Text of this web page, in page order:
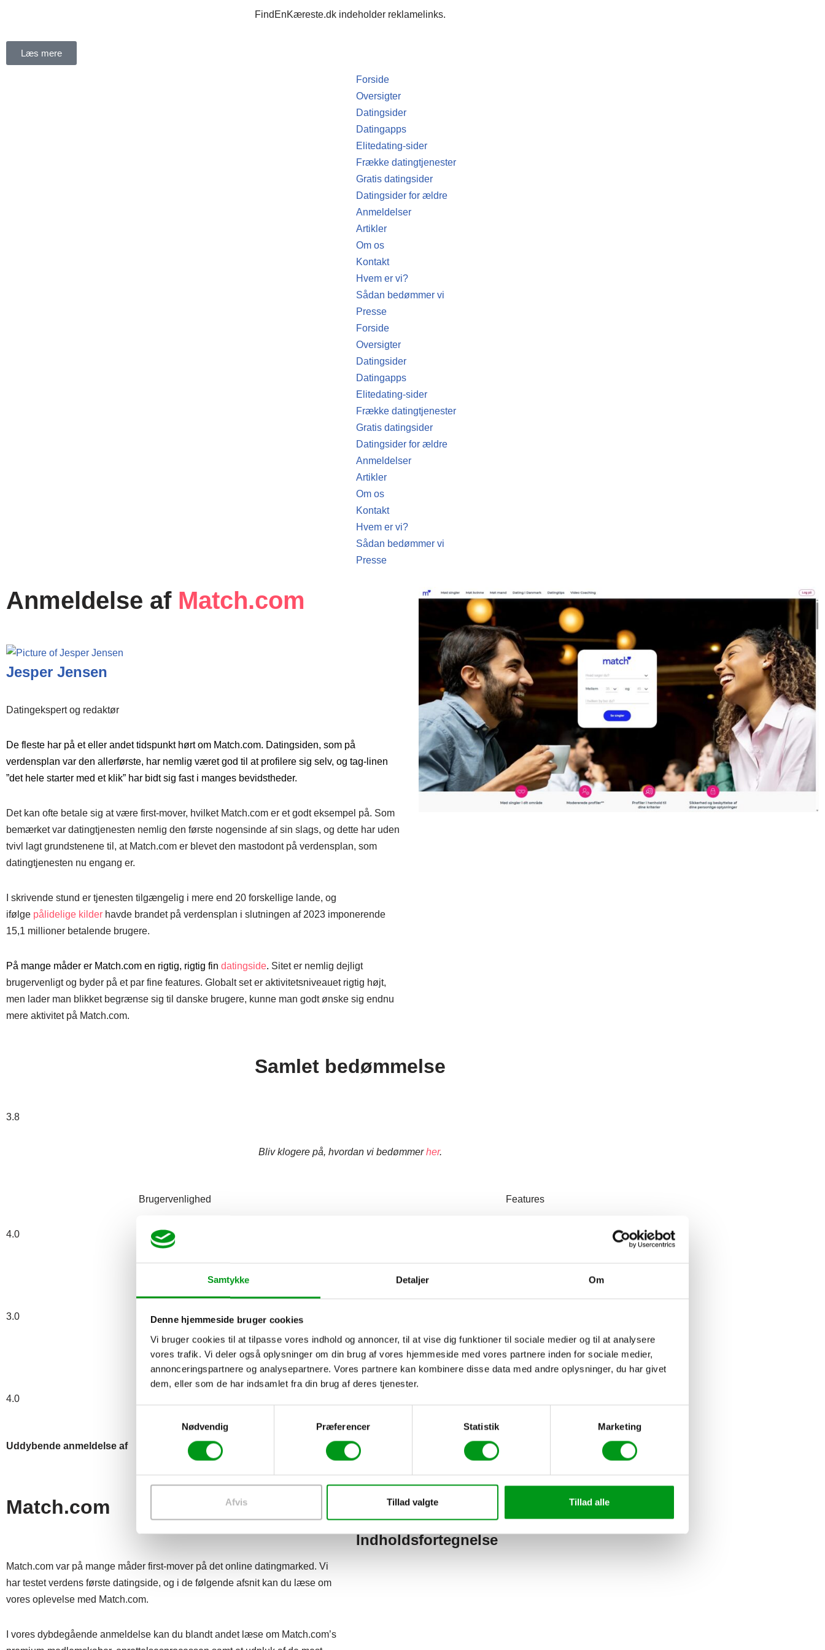
Samtykke Detaljer Om
Denne hjemmeside bruger cookies
Vi bruger cookies til at tilpasse vores indhold og annoncer, til at vise dig funktioner til sociale medier og til at analysere
vores trafik. Vi deler også oplysninger om din brug af vores hjemmeside med vores partnere inden for sociale medier,
annonceringspartnere og analysepartnere. Vores partnere kan kombinere disse data med andre oplysninger, du har givet
dem, eller som de har indsamlet fra din brug af deres tjenester.
Nødvendig
Præferencer Statistik Marketing
Afvis Tillad valgte Tillad alle
indhold
FindEnKæreste.dk indeholder reklamelinks.
Læs mere
Forside
Oversigter
Datingsider
Datingapps
Elitedating-sider
Frække datingtjenester
Gratis datingsider
Datingsider for ældre
Anmeldelser
Artikler
Om os
Kontakt
Hvem er vi?
Sådan bedømmer vi
Presse
Forside
Oversigter
Datingsider
Datingapps
Elitedating-sider
Frække datingtjenester
Gratis datingsider
Datingsider for ældre
Anmeldelser
Artikler
Om os
Kontakt
Hvem er vi?
Sådan bedømmer vi
Presse
Anmeldelse af Match.com
Jesper Jensen
Datingekspert og redaktør
De fleste har på et eller andet tidspunkt hørt om Match.com. Datingsiden, som på
verdensplan var den allerførste, har nemlig været god til at profilere sig selv, og tag-linen
”det hele starter med et klik” har bidt sig fast i manges bevidstheder.
Det kan ofte betale sig at være first-mover, hvilket Match.com er et godt eksempel på. Som
bemærket var datingtjenesten nemlig den første nogensinde af sin slags, og dette har uden
tvivl lagt grundstenene til, at Match.com er blevet den mastodont på verdensplan, som
datingtjenesten nu engang er.
I skrivende stund er tjenesten tilgængelig i mere end 20 forskellige lande, og
ifølge pålidelige kilder havde brandet på verdensplan i slutningen af 2023 imponerende
15,1 millioner betalende brugere.
På mange måder er Match.com en rigtig, rigtig fin datingside. Sitet er nemlig dejligt
brugervenligt og byder på et par fine features. Globalt set er aktivitetsniveauet rigtig højt,
men lader man blikket begrænse sig til danske brugere, kunne man godt ønske sig endnu
mere aktivitet på Match.com.
Samlet bedømmelse
3.8
Bliv klogere på, hvordan vi bedømmerher.
Brugervenlighed
4.0
Features
3.0
4.0
Uddybende anmeldelse af
Match.com
Match.com var på mange måder first-mover på det online datingmarked. Vi
har testet verdens første datingside, og i de følgende afsnit kan du læse om
vores oplevelse med Match.com.
I vores dybdegående anmeldelse kan du blandt andet læse om Match.com’s
Indholdsfortegnelse